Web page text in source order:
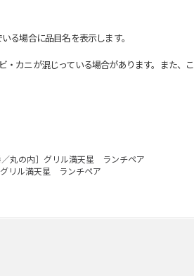
る場合に品目名を表示します。
カニが混じっている場合があります。また、
丸の内］グリル満天星 ランチペア
リル満天星 ランチペア